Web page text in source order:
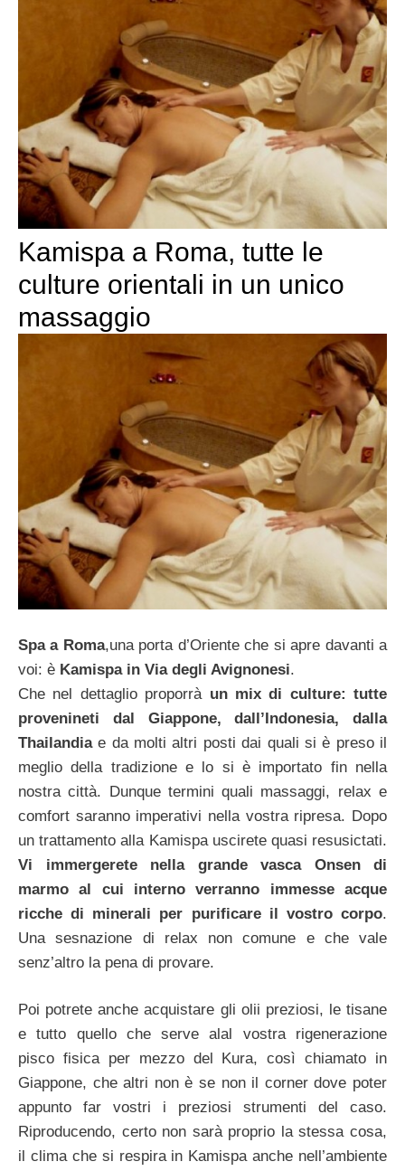
Kamispa a Roma, tutte le
culture orientali in un unico
massaggio
Spa a Roma,una porta d’Oriente che si apre davanti a
voi: è Kamispa in Via degli Avignonesi.
Che nel dettaglio proporrà un mix di culture: tutte
provenineti dal Giappone, dall’Indonesia, dalla
Thailandiae da molti altri posti dai quali si è preso il
meglio della tradizione e lo si è importato fin nella
nostra città. Dunque termini quali massaggi, relax e
comfort saranno imperativi nella vostra ripresa. Dopo
un trattamento alla Kamispa uscirete quasi resusictati.
Vi immergerete nella grande vasca Onsen di
marmo al cui interno verranno immesse acque
ricche di minerali per purificare il vostro corpo.
Una sesnazione di relax non comune e che vale
senz’altro la pena di provare.
Poi potrete anche acquistare gli olii preziosi, le tisane
e tutto quello che serve alal vostra rigenerazione
pisco fisica per mezzo del Kura, così chiamato in
Giappone, che altri non è se non il corner dove poter
appunto far vostri i preziosi strumenti del caso.
Riproducendo, certo non sarà proprio la stessa cosa,
il clima che si respira in Kamispa anche nell’ambiente